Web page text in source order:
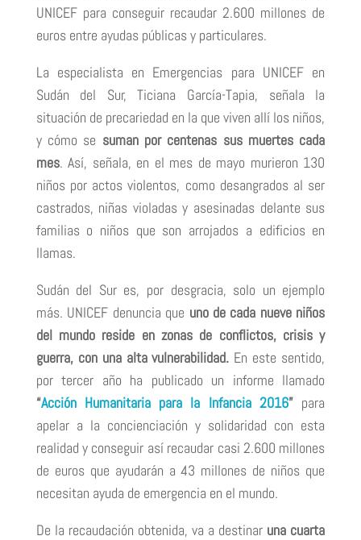
UNICEF para conseguir recaudar 2.600 millones de
euros entre ayudas públicas y particulares.
La especialista en Emergencias para UNICEF en
Sudán del Sur, Ticiana García-Tapia, señala la
situación de precariedad en la que viven allí los niños,
y cómo se suman por centenas sus muertes cada
mes. Así, señala, en el mes de mayo murieron 130
niños por actos violentos, como desangrados al ser
castrados, niñas violadas y asesinadas delante sus
familias o niños que son arrojados a edificios en
llamas.
Sudán del Sur es, por desgracia, solo un ejemplo
más. UNICEF denuncia que uno de cada nueve niños
del mundo reside en zonas de conflictos, crisis y
guerra, con una alta vulnerabilidad. En este sentido,
por tercer año ha publicado un informe llamado
“Acción Humanitaria para la Infancia 2016”para
apelar a la concienciación y solidaridad con esta
realidad y conseguir así recaudar casi 2.600 millones
de euros que ayudarán a 43 millones de niños que
necesitan ayuda de emergencia en el mundo.
De la recaudación obtenida, va a destinar una cuarta